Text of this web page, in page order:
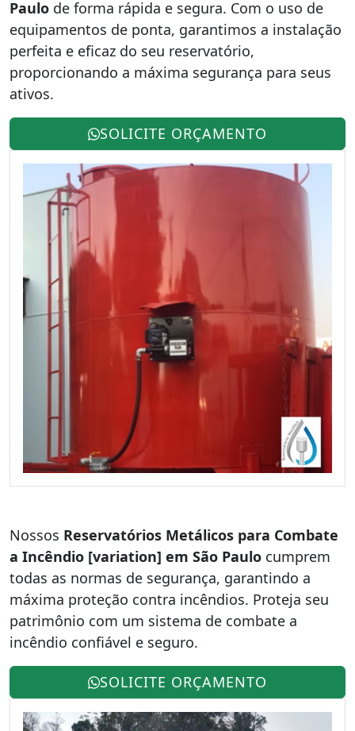
Paulo de forma rápida e segura. Com o uso de
equipamentos de ponta, garantimos a instalação
perfeita e eficaz do seu reservatório,
proporcionando a máxima segurança para seus
ativos.
SOLICITE ORÇAMENTO
Nossos Reservatórios Metálicos para Combate
a Incêndio [variation] em São Paulo cumprem
todas as normas de segurança, garantindo a
máxima proteção contra incêndios. Proteja seu
patrimônio com um sistema de combate a
incêndio confiável e seguro.
SOLICITE ORÇAMENTO